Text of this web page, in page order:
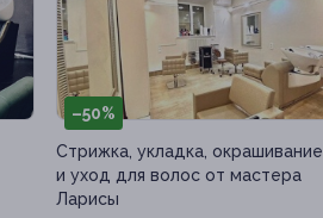
–50%
Стрижка, укладка, окрашивание
и уход для волос от мастера
Ларисы